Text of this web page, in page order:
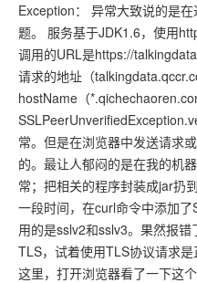
工程
Bug
Tricks
想法
Exception： 异常大致说的是
题。 服务基于JDK1.6，使用
调用的URL是https://
请求的地址（
hostName（
常。但是在浏览器中发送请求
的。最让人郁闷的是在我的机
常；把相关的程序封装成jar扔
一段时间，在curl命令中添加
用的是sslv2和sslv3。果然报
TLS，试着使用TLS协议请求
这里，打开浏览器看了一下这